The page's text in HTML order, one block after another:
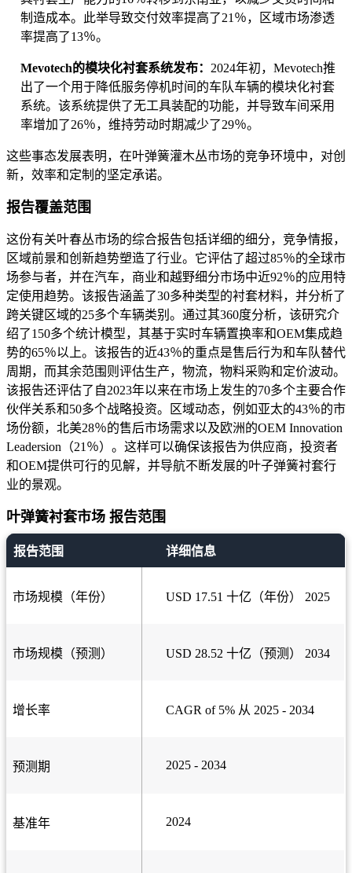
制造成本。此举导致交付效率提高了21％，区域市场渗透
率提高了13％。
Mevotech的模块化衬套系统发布： 2024年初，Mevotech推
出了一个用于降低服务停机时间的车队车辆的模块化衬套
系统。该系统提供了无工具装配的功能，并导致车间采用
率增加了26％，维持劳动时期减少了29％。
这些事态发展表明，在叶弹簧灌木丛市场的竞争环境中，对创
新，效率和定制的坚定承诺。
报告覆盖范围
这份有关叶春丛市场的综合报告包括详细的细分，竞争情报，
区域前景和创新趋势塑造了行业。它评估了超过85％的全球市
场参与者，并在汽车，商业和越野细分市场中近92％的应用特
定使用趋势。该报告涵盖了30多种类型的衬套材料，并分析了
跨关键区域的25多个车辆类别。通过其360度分析，该研究介
绍了150多个统计模型，其基于实时车辆置换率和OEM集成趋
势的65％以上。该报告的近43％的重点是售后行为和车队替代
周期，而其余范围则评估生产，物流，物料采购和定价波动。
该报告还评估了自2023年以来在市场上发生的70多个主要合作
伙伴关系和50多个战略投资。区域动态，例如亚太的43％的市
场份额，北美28％的售后市场需求以及欧洲的OEM Innovation
Leadersion（21％）。这样可以确保该报告为供应商，投资者
和OEM提供可行的见解，并导航不断发展的叶子弹簧衬套行
业的景观。
叶弹簧衬套市场 报告范围
报告范围 详细信息
市场规模（年份） USD 17.51 十亿（年份） 2025
市场规模（预测） USD 28.52 十亿（预测） 2034
增长率 CAGR of 5% 从 2025 - 2034
预测期 2025 - 2034
基准年 2024